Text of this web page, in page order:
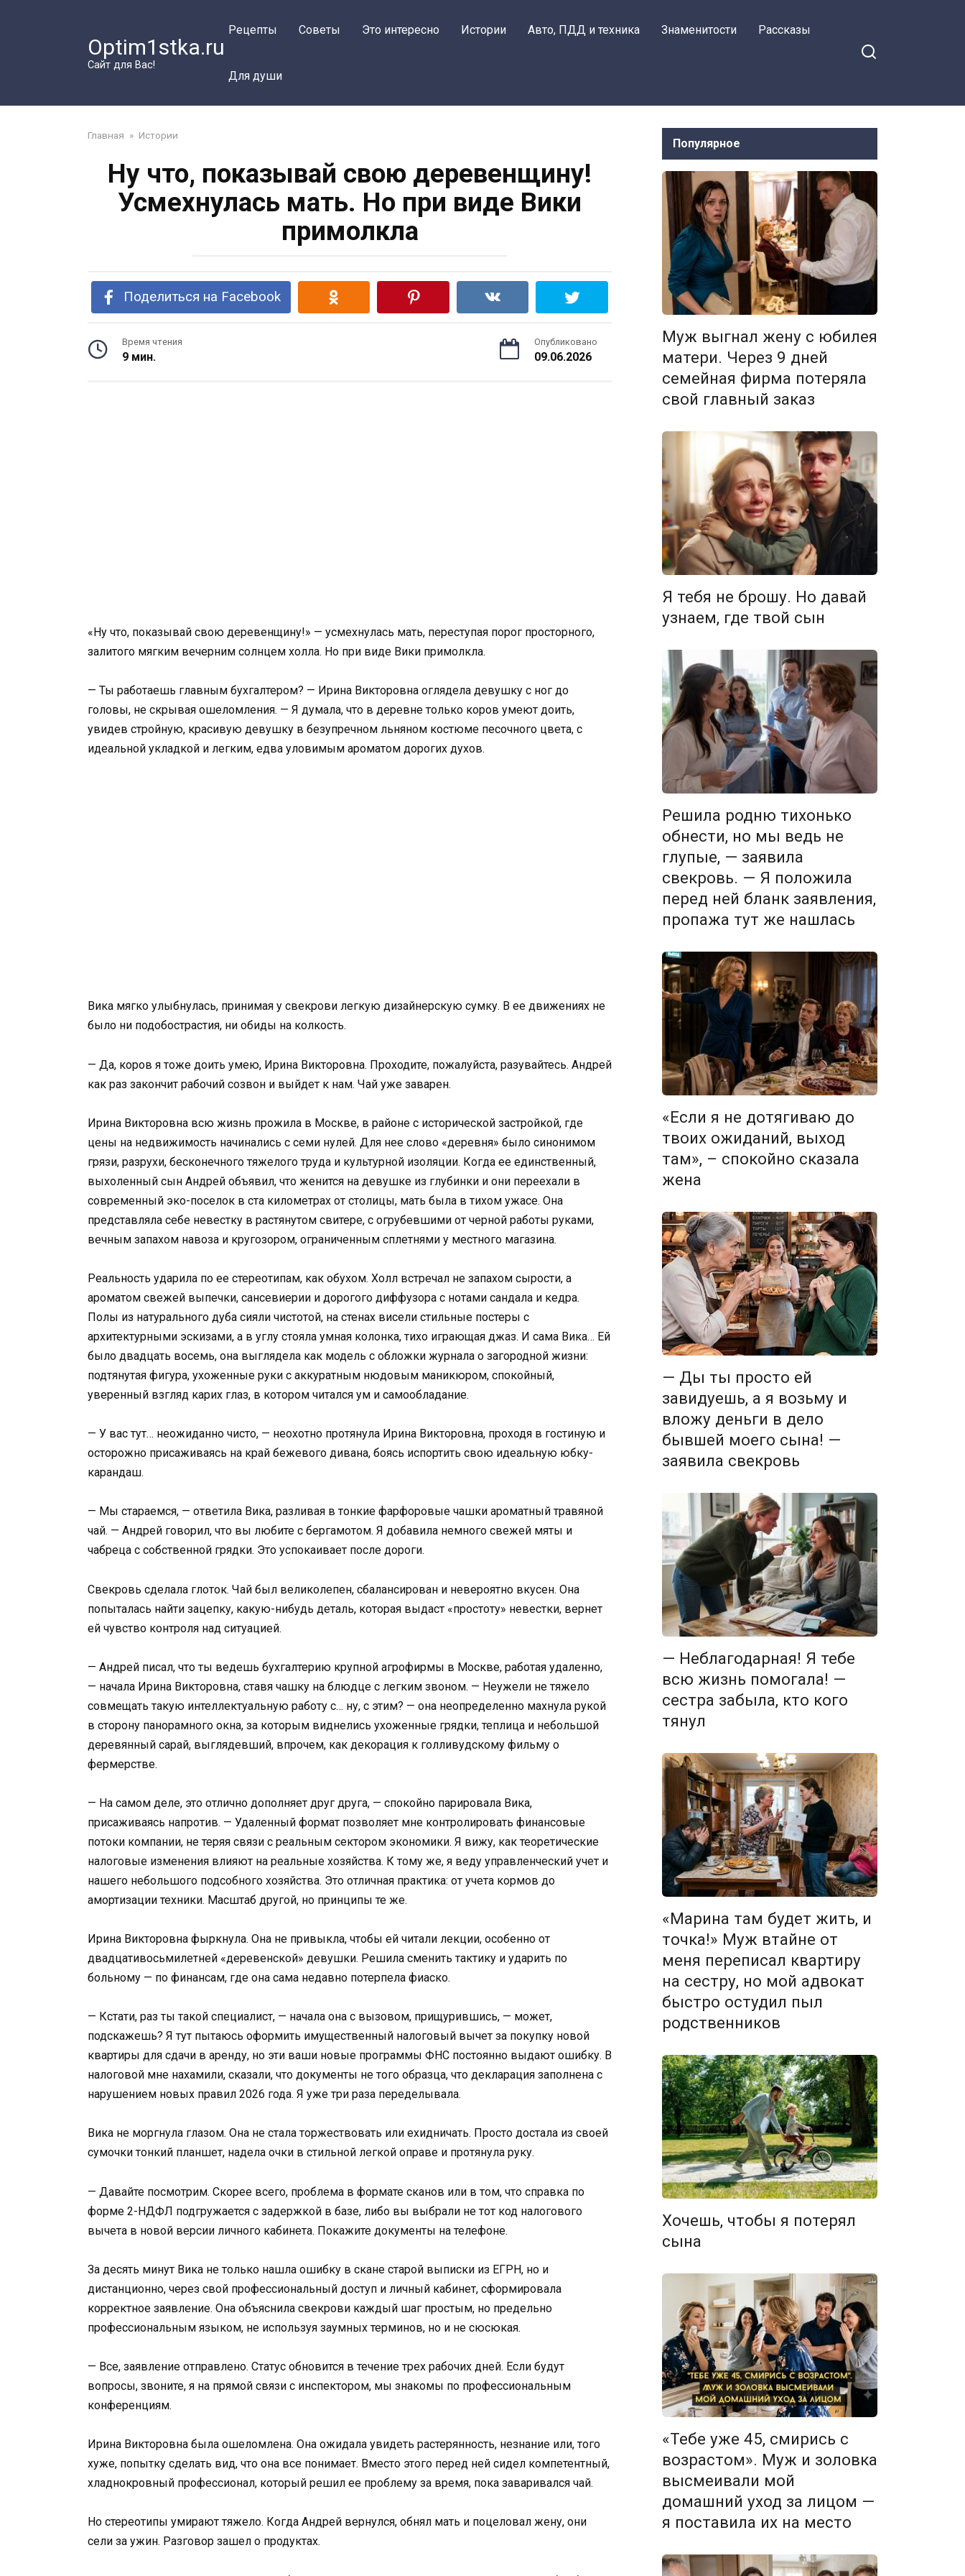
Optim1stka.ru
Сайт для Вас!
Рецепты Советы Это интересно Истории Авто, ПДД и техника Знаменитости Рассказы
Для души
Главная » Истории
Ну что, показывай свою деревенщину!
Усмехнулась мать. Но при виде Вики
примолкла
Поделиться на Facebook
Время чтения
9 мин.
Опубликовано
09.06.2026
«Ну что, показывай свою деревенщину!» — усмехнулась мать, переступая порог просторного,
залитого мягким вечерним солнцем холла. Но при виде Вики примолкла.
— Ты работаешь главным бухгалтером? — Ирина Викторовна оглядела девушку с ног до
головы, не скрывая ошеломления. — Я думала, что в деревне только коров умеют доить,
увидев стройную, красивую девушку в безупречном льняном костюме песочного цвета, с
идеальной укладкой и легким, едва уловимым ароматом дорогих духов.
Вика мягко улыбнулась, принимая у свекрови легкую дизайнерскую сумку. В ее движениях не
было ни подобострастия, ни обиды на колкость.
— Да, коров я тоже доить умею, Ирина Викторовна. Проходите, пожалуйста, разувайтесь. Андрей
как раз закончит рабочий созвон и выйдет к нам. Чай уже заварен.
Ирина Викторовна всю жизнь прожила в Москве, в районе с исторической застройкой, где
цены на недвижимость начинались с семи нулей. Для нее слово «деревня» было синонимом
грязи, разрухи, бесконечного тяжелого труда и культурной изоляции. Когда ее единственный,
выхоленный сын Андрей объявил, что женится на девушке из глубинки и они переехали в
современный эко-поселок в ста километрах от столицы, мать была в тихом ужасе. Она
представляла себе невестку в растянутом свитере, с огрубевшими от черной работы руками,
вечным запахом навоза и кругозором, ограниченным сплетнями у местного магазина.
Реальность ударила по ее стереотипам, как обухом. Холл встречал не запахом сырости, а
ароматом свежей выпечки, сансевиерии и дорогого диффузора с нотами сандала и кедра.
Полы из натурального дуба сияли чистотой, на стенах висели стильные постеры с
архитектурными эскизами, а в углу стояла умная колонка, тихо играющая джаз. И сама Вика… Ей
было двадцать восемь, она выглядела как модель с обложки журнала о загородной жизни:
подтянутая фигура, ухоженные руки с аккуратным нюдовым маникюром, спокойный,
уверенный взгляд карих глаз, в котором читался ум и самообладание.
— У вас тут… неожиданно чисто, — неохотно протянула Ирина Викторовна, проходя в гостиную и
осторожно присаживаясь на край бежевого дивана, боясь испортить свою идеальную юбку-
карандаш.
— Мы стараемся, — ответила Вика, разливая в тонкие фарфоровые чашки ароматный травяной
чай. — Андрей говорил, что вы любите с бергамотом. Я добавила немного свежей мяты и
чабреца с собственной грядки. Это успокаивает после дороги.
Свекровь сделала глоток. Чай был великолепен, сбалансирован и невероятно вкусен. Она
попыталась найти зацепку, какую-нибудь деталь, которая выдаст «простоту» невестки, вернет
ей чувство контроля над ситуацией.
— Андрей писал, что ты ведешь бухгалтерию крупной агрофирмы в Москве, работая удаленно,
— начала Ирина Викторовна, ставя чашку на блюдце с легким звоном. — Неужели не тяжело
совмещать такую интеллектуальную работу с… ну, с этим? — она неопределенно махнула рукой
в сторону панорамного окна, за которым виднелись ухоженные грядки, теплица и небольшой
деревянный сарай, выглядевший, впрочем, как декорация к голливудскому фильму о
фермерстве.
— На самом деле, это отлично дополняет друг друга, — спокойно парировала Вика,
присаживаясь напротив. — Удаленный формат позволяет мне контролировать финансовые
потоки компании, не теряя связи с реальным сектором экономики. Я вижу, как теоретические
налоговые изменения влияют на реальные хозяйства. К тому же, я веду управленческий учет и
нашего небольшого подсобного хозяйства. Это отличная практика: от учета кормов до
амортизации техники. Масштаб другой, но принципы те же.
Ирина Викторовна фыркнула. Она не привыкла, чтобы ей читали лекции, особенно от
двадцативосьмилетней «деревенской» девушки. Решила сменить тактику и ударить по
больному — по финансам, где она сама недавно потерпела фиаско.
— Кстати, раз ты такой специалист, — начала она с вызовом, прищурившись, — может,
подскажешь? Я тут пытаюсь оформить имущественный налоговый вычет за покупку новой
квартиры для сдачи в аренду, но эти ваши новые программы ФНС постоянно выдают ошибку. В
налоговой мне нахамили, сказали, что документы не того образца, что декларация заполнена с
нарушением новых правил 2026 года. Я уже три раза переделывала.
Вика не моргнула глазом. Она не стала торжествовать или ехидничать. Просто достала из своей
сумочки тонкий планшет, надела очки в стильной легкой оправе и протянула руку.
— Давайте посмотрим. Скорее всего, проблема в формате сканов или в том, что справка по
форме 2-НДФЛ подгружается с задержкой в базе, либо вы выбрали не тот код налогового
вычета в новой версии личного кабинета. Покажите документы на телефоне.
За десять минут Вика не только нашла ошибку в скане старой выписки из ЕГРН, но и
дистанционно, через свой профессиональный доступ и личный кабинет, сформировала
корректное заявление. Она объяснила свекрови каждый шаг простым, но предельно
профессиональным языком, не используя заумных терминов, но и не сюсюкая.
— Все, заявление отправлено. Статус обновится в течение трех рабочих дней. Если будут
вопросы, звоните, я на прямой связи с инспектором, мы знакомы по профессиональным
конференциям.
Ирина Викторовна была ошеломлена. Она ожидала увидеть растерянность, незнание или, того
хуже, попытку сделать вид, что она все понимает. Вместо этого перед ней сидел компетентный,
хладнокровный профессионал, который решил ее проблему за время, пока заваривался чай.
Но стереотипы умирают тяжело. Когда Андрей вернулся, обнял мать и поцеловал жену, они
сели за ужин. Разговор зашел о продуктах.
Популярное
Муж выгнал жену с юбилея
матери. Через 9 дней
семейная фирма потеряла
свой главный заказ
Я тебя не брошу. Но давай
узнаем, где твой сын
Решила родню тихонько
обнести, но мы ведь не
глупые, — заявила
свекровь. — Я положила
перед ней бланк заявления,
пропажа тут же нашлась
«Если я не дотягиваю до
твоих ожиданий, выход
там», – спокойно сказала
жена
— Ды ты просто ей
завидуешь, а я возьму и
вложу деньги в дело
бывшей моего сына! —
заявила свекровь
— Неблагодарная! Я тебе
всю жизнь помогала! —
сестра забыла, кто кого
тянул
«Марина там будет жить, и
точка!» Муж втайне от
меня переписал квартиру
на сестру, но мой адвокат
быстро остудил пыл
родственников
Хочешь, чтобы я потерял
сына
«Тебе уже 45, смирись с
возрастом». Муж и золовка
высмеивали мой
домашний уход за лицом —
я поставила их на место